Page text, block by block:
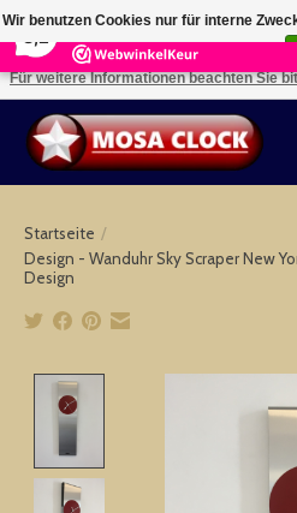
164 Reviews
Kies uw taal: NL -- Wählen Sie ihre
Startseite /
Design - Wanduhr Sky Scraper New
Design
Wir benutzen Cookies nur für interne
Ist das in Ordnung?
Für weitere Informationen beachten Sie